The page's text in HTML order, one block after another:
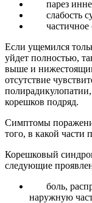
парез
слабость
частичное
Если ущемился
уйдет полностью,
выше и
отсутствие
корешков подряд.
Симптомы
того, в какой части
Корешковый
следующие
боль,
наружную